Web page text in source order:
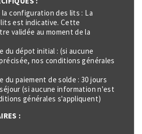
configuration des lits : La
est indicative. Cette
validée au moment de la
du dépot initial : (si aucune
nos conditions générales
du paiement de solde : 30 jours
(si aucune information n'est
générales s'appliquent)
: